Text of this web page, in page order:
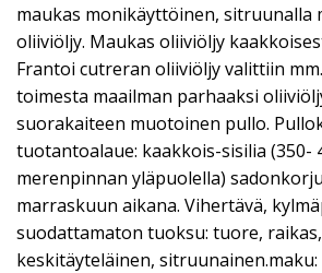
maukas monikäyttöinen, sitruunalla
oliiviöljy. Maukas oliiviöljy
Frantoi cutreran oliiviöljy valittiin
toimesta maailman parhaaksi
suorakaiteen muotoinen pullo.
tuotantoalaue: kaakkois-sisilia (350-
merenpinnan yläpuolella)
marraskuun aikana. Vihertävä,
suodattamaton tuoksu: tuore,
keskitäyteläinen, sitruunainen.maku: